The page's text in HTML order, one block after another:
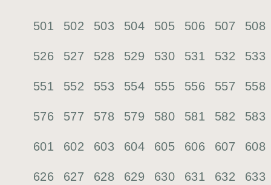
501 502 503 504 505 506 507 508
526 527 528 529 530 531 532 533
551 552 553 554 555 556 557 558
576 577 578 579 580 581 582 583
601 602 603 604 605 606 607 608
626 627 628 629 630 631 632 633